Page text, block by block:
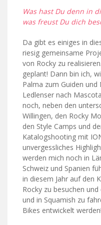
Was hast Du denn in
was freust Du dich
Da gibt es einiges in
riesig gemeinsame
von Rocky zu
geplant! Dann bin ich,
Palma zum Guiden
Ledlenser nach
noch, neben den
Willingen, den Rocky
den Style Camps und
Katalogshooting mit
unvergessliches
werden mich noch in
Schweiz und Spanien
in diesem Jahr auf den
Rocky zu besuchen
und in Squamish zu
Bikes entwickelt werden!